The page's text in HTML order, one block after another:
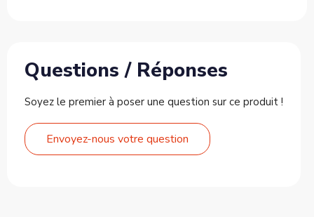
Questions / Réponses
Soyez le premier à poser une question sur ce produit !
Envoyez-nous votre question